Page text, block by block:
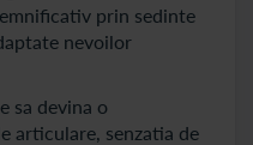
prin sedinte
nevoilor
sa devina o
articulare, senzatia de